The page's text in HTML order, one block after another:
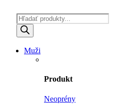
Products
search
Muži
Produkt
Neoprény